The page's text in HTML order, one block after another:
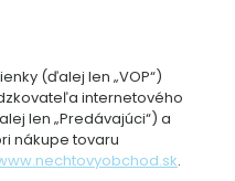
(ďalej len „VOP“)
internetového
len „Predávajúci“) a
nákupe tovaru
.